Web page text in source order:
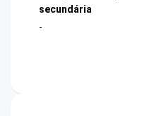
secundária
-